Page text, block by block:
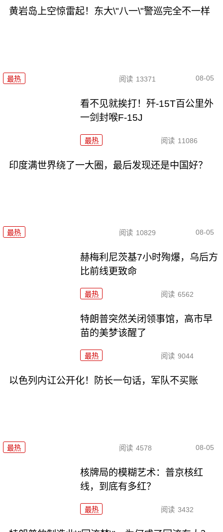
黄岩岛上空惊雷起！东大\"八一\"警巡完全不一样
最热 阅读 13371 08-05
看不见就挨打！歼-15T百公里外
一剑封喉F-15J
最热 阅读 11086
印度满世界绕了一大圈，最后发现还是中国好？
最热 阅读 10829 08-05
赫梅利尼茨基7小时殉爆，乌后方
比前线更致命
最热 阅读 6562
特朗普突然关闭领事馆，高市早
苗的美梦该醒了
最热 阅读 9044
以色列内讧公开化！防长一句话，军队不买账
最热 阅读 4578 08-05
核牌局的模糊艺术：普京核红
线，到底有多红？
最热 阅读 3432